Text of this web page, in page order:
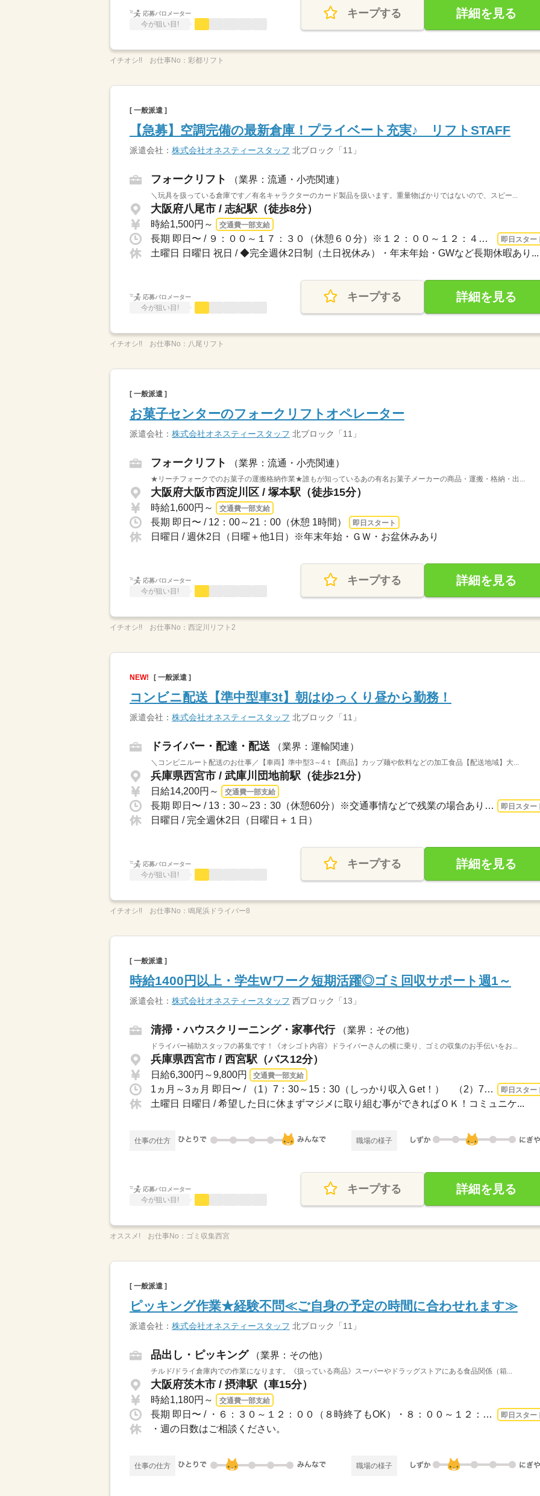
応募バロメーター
今が狙い目!
キープする 詳細を見る
イチオシ!! お仕事No： 彩都リフト
[ 一般派遣 ]
【急募】空調完備の最新倉庫！プライベート充実♪ リフトSTAFF
派遣会社： 株式会社オネスティースタッフ 北ブロック「11」
フォークリフト （業界：流通・小売関連）
＼玩具を扱っている倉庫です／有名キャラクターのカード製品を扱います。重量物ばかりではないので、スピー...
大阪府八尾市 / 志紀駅（徒歩8分）
時給1,500円～ 交通費一部支給
長期 即日〜 / ９：００～１７：３０（休憩６０分）※１２：００～１２：４５、１５：... 即日スター
土曜日 日曜日 祝日 / ◆完全週休2日制（土日祝休み）・年末年始・GWなど長期休暇あり...
応募バロメーター
今が狙い目!
キープする 詳細を見る
イチオシ!! お仕事No： 八尾リフト
[ 一般派遣 ]
お菓子センターのフォークリフトオペレーター
派遣会社： 株式会社オネスティースタッフ 北ブロック「11」
フォークリフト （業界：流通・小売関連）
★リーチフォークでのお菓子の運搬格納作業★誰もが知っているあの有名お菓子メーカーの商品・運搬・格納・出...
大阪府大阪市西淀川区 / 塚本駅（徒歩15分）
時給1,600円～ 交通費一部支給
長期 即日〜 / 12：00～21：00（休憩 1時間） 即日スタート
日曜日 / 週休2日（日曜＋他1日）※年末年始・ＧＷ・お盆休みあり
応募バロメーター
今が狙い目!
キープする 詳細を見る
イチオシ!! お仕事No： 西淀川リフト2
NEW! [ 一般派遣 ]
コンビニ配送【準中型車3t】朝はゆっくり昼から勤務！
派遣会社： 株式会社オネスティースタッフ 北ブロック「11」
ドライバー・配達・配送 （業界：運輸関連）
＼コンビニルート配送のお仕事／【車両】準中型3～4ｔ【商品】カップ麺や飲料などの加工食品【配送地域】大...
兵庫県西宮市 / 武庫川団地前駅（徒歩21分）
日給14,200円～ 交通費一部支給
長期 即日〜 / 13：30～23：30（休憩60分）※交通事情などで残業の場合あり（30～60分... 即日スター
日曜日 / 完全週休2日（日曜日＋１日）
応募バロメーター
今が狙い目!
キープする 詳細を見る
イチオシ!! お仕事No： 鳴尾浜ドライバー8
[ 一般派遣 ]
時給1400円以上・学生Wワーク短期活躍◎ゴミ回収サポート週1～
派遣会社： 株式会社オネスティースタッフ 西ブロック「13」
清掃・ハウスクリーニング・家事代行 （業界：その他）
ドライバー補助スタッフの募集です！《オシゴト内容》ドライバーさんの横に乗り、ゴミの収集のお手伝いをお...
兵庫県西宮市 / 西宮駅（バス12分）
日給6,300円～9,800円 交通費一部支給
1ヵ月～3ヵ月 即日〜 / （1）7：30～15：30（しっかり収入Ｇet！） （2）7：30～12：... 即日スター
土曜日 日曜日 / 希望した日に休まずマジメに取り組む事ができればＯＫ！コミュニケ...
仕事の仕方 職場の様子
応募バロメーター
今が狙い目!
キープする 詳細を見る
オススメ! お仕事No： ゴミ収集西宮
[ 一般派遣 ]
ピッキング作業★経験不問≪ご自身の予定の時間に合わせれます≫
派遣会社： 株式会社オネスティースタッフ 北ブロック「11」
品出し・ピッキング （業界：その他）
チルド/ドライ倉庫内での作業になります。《扱っている商品》スーパーやドラッグストアにある食品関係（箱...
大阪府茨木市 / 摂津駅（車15分）
時給1,180円～ 交通費一部支給
長期 即日〜 / ・６：３０～１２：００（８時終了もOK）・８：００～１２：００（９時... 即日スター
・週の日数はご相談ください。
仕事の仕方 職場の様子